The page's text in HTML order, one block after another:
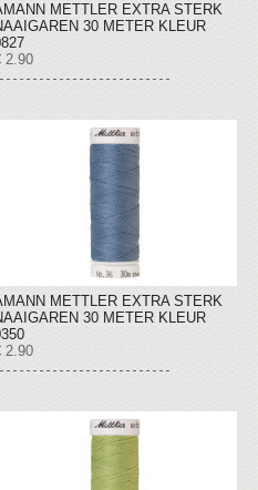
METTLER EXTRA STERK
30 METER KLEUR
2.90
METTLER EXTRA STERK
30 METER KLEUR
2.90